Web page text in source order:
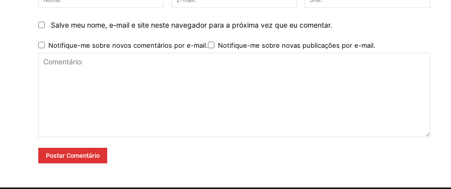
mail:*
Salve meu nome, e-mail e site neste navegador para a próxima vez que eu comentar.
Notifique-me sobre novos comentários por e-mail. Notifique-me sobre novas publicações por e-mail.